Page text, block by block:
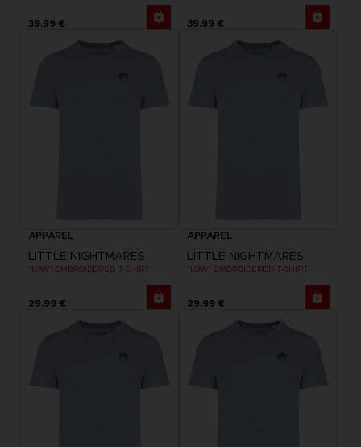
39,99 € 39,99 €
APPAREL
LITTLE NIGHTMARES
"LOW" EMBROIDERED T-SHIRT
29,99 €
APPAREL
LITTLE NIGHTMARES
"LOW" EMBROIDERED T-SHIRT
29,99 €